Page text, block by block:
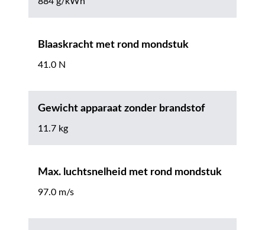
Blaaskracht met rond mondstuk
41.0 N
Gewicht apparaat zonder brandstof
11.7 kg
Max. luchtsnelheid met rond mondstuk
97.0 m/s